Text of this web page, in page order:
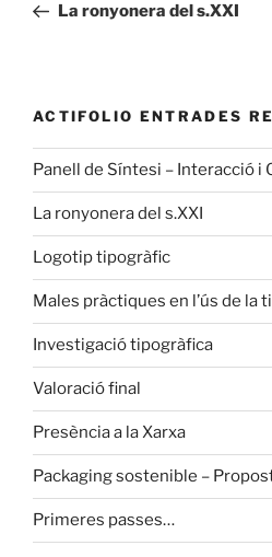
anterior
La ronyonera del s.XXI
ACTIFOLIO ENTRADES
Panell de Síntesi – Interacció i
La ronyonera del s.XXI
Logotip tipogràfic
Males pràctiques en l’ús de la
Investigació tipogràfica
Valoració final
Presència a la Xarxa
Packaging sostenible –
Primeres passes…